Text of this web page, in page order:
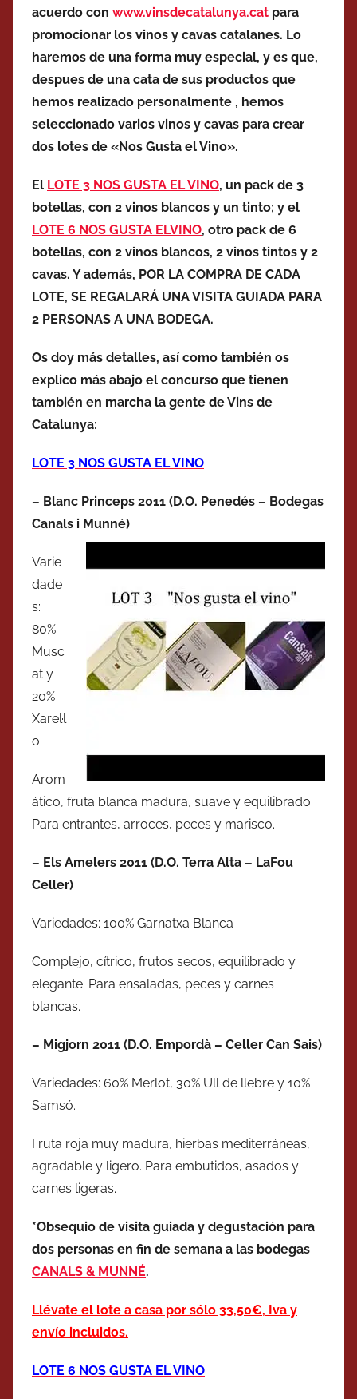
acuerdo con www.vinsdecatalunya.cat para
promocionar los vinos y cavas catalanes. Lo
haremos de una forma muy especial, y es que,
despues de una cata de sus productos que
hemos realizado personalmente , hemos
seleccionado varios vinos y cavas para crear
dos lotes de «Nos Gusta el Vino».
El LOTE 3 NOS GUSTA EL VINO, un pack de 3
botellas, con 2 vinos blancos y un tinto; y el
LOTE 6 NOS GUSTA ELVINO, otro pack de 6
botellas, con 2 vinos blancos, 2 vinos tintos y 2
cavas. Y además, POR LA COMPRA DE CADA
LOTE, SE REGALARÁ UNA VISITA GUIADA PARA
2 PERSONAS A UNA BODEGA.
Os doy más detalles, así como también os
explico más abajo el concurso que tienen
también en marcha la gente de Vins de
Catalunya:
LOTE 3 NOS GUSTA EL VINO
– Blanc Princeps 2011 (D.O. Penedés – Bodegas
Canals i Munné)
Varie
dade
s:
80%
Musc
at y
20%
Xarel·l
o
Arom
ático, fruta blanca madura, suave y equilibrado.
Para entrantes, arroces, peces y marisco.
– Els Amelers 2011 (D.O. Terra Alta – LaFou
Celler)
Variedades: 100% Garnatxa Blanca
Complejo, cítrico, frutos secos, equilibrado y
elegante. Para ensaladas, peces y carnes
blancas.
– Migjorn 2011 (D.O. Empordà – Celler Can Sais)
Variedades: 60% Merlot, 30% Ull de llebre y 10%
Samsó.
Fruta roja muy madura, hierbas mediterráneas,
agradable y ligero. Para embutidos, asados y
carnes ligeras.
*Obsequio de visita guiada y degustación para
dos personas en fin de semana a las bodegas
CANALS & MUNNÉ.
Llévate el lote a casa por sólo 33,50€, Iva y
envío incluidos.
LOTE 6 NOS GUSTA EL VINO